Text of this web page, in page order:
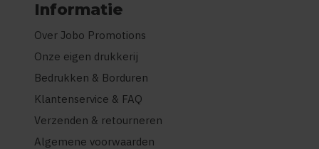
Informatie
Over Jobo Promotions
Onze eigen drukkerij
Bedrukken & Borduren
Klantenservice & FAQ
Verzenden & retourneren
Algemene voorwaarden